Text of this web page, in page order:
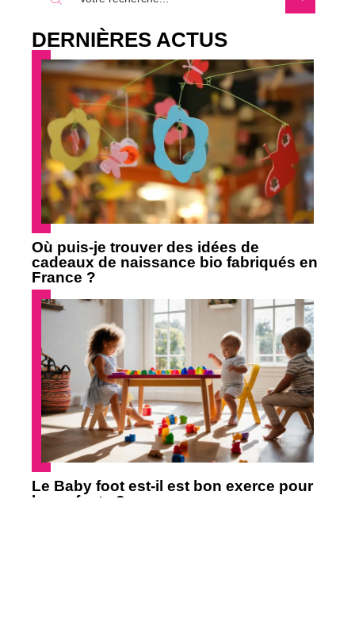
DERNIÈRES ACTUS
Où puis-je trouver des idées de
cadeaux de naissance bio fabriqués en
France ?
Le Baby foot est-il est bon exerce pour
les enfants ?